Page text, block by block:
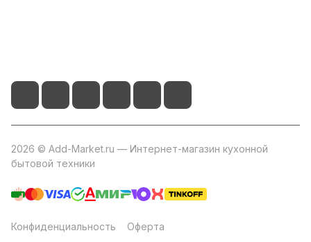
2026 © Add-Market.ru — Интернет-магазин кухонной
бытовой техники
Конфиденциальность Оферта